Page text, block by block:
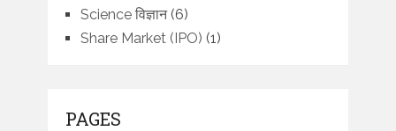
Science विज्ञान(6)
Share Market (IPO) (1)
PAGES